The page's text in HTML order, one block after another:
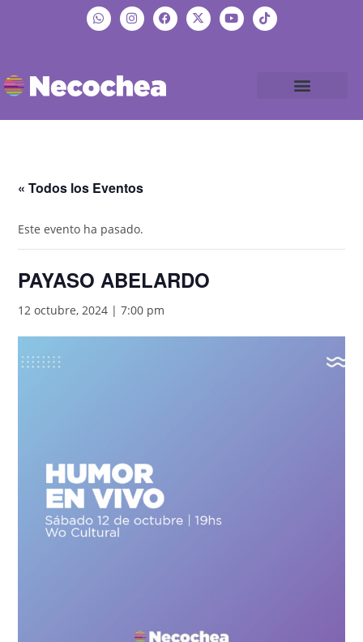
« Todos los Eventos
Este evento ha pasado.
PAYASO ABELARDO
12 octubre, 2024 | 7:00 pm